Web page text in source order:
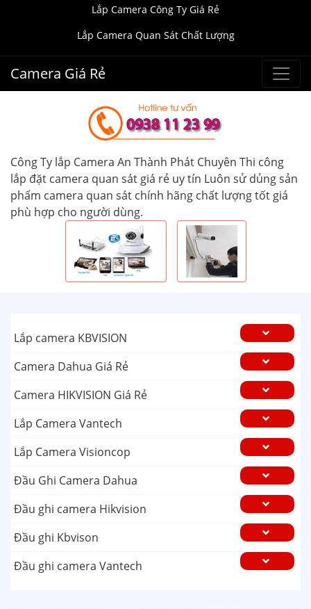
Lắp Camera Công Ty Giá Rẻ
Lắp Camera Quan Sát Chất Lượng
Camera Giá Rẻ
Công Ty lắp Camera An Thành Phát Chuyên Thi công
lắp đặt camera quan sát giá rẻ uy tín Luôn sử dủng sản
phẩm camera quan sát chính hãng chất lượng tốt giá
phù hợp cho người dùng.
Lắp camera KBVISION
Camera Dahua Giá Rẻ
Camera HIKVISION Giá Rẻ
Lắp Camera Vantech
Lắp Camera Visioncop
Đầu Ghi Camera Dahua
Đầu ghi camera Hikvision
Đầu ghi Kbvison
Đầu ghi camera Vantech